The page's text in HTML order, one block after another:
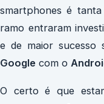
smartphones é
ramo entraram
e de maior sucesso
Google com o
O certo é que